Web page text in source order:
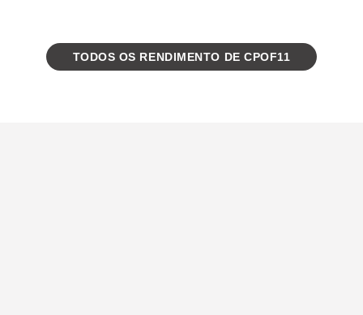
TODOS OS RENDIMENTO DE CPOF11